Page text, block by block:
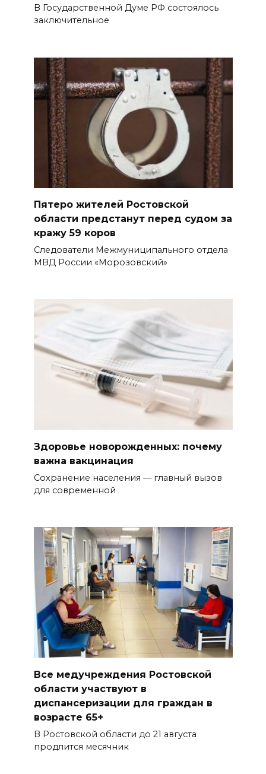
В Государственной Думе РФ состоялось
заключительное
Пятеро жителей Ростовской
области предстанут перед судом за
кражу 59 коров
Следователи Межмуниципального отдела
МВД России «Морозовский»
Здоровье новорожденных: почему
важна вакцинация
Сохранение населения — главный вызов
для современной
Все медучреждения Ростовской
области участвуют в
диспансеризации для граждан в
возрасте 65+
В Ростовской области до 21 августа
продлится месячник